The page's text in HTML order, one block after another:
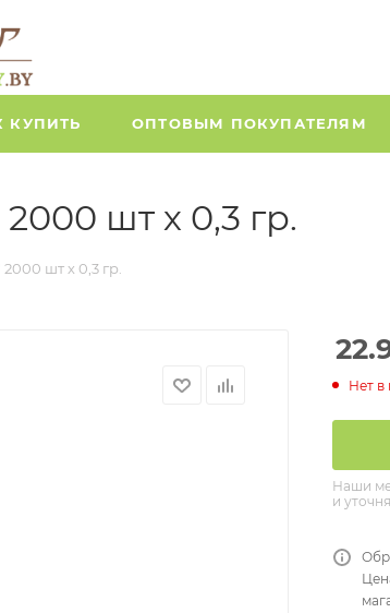
КУПИТЬ ОПТОВЫМ ПОКУПАТЕЛЯМ
шт х 0,3 гр.
шт х 0,3 гр.
Нет в
Наши
и